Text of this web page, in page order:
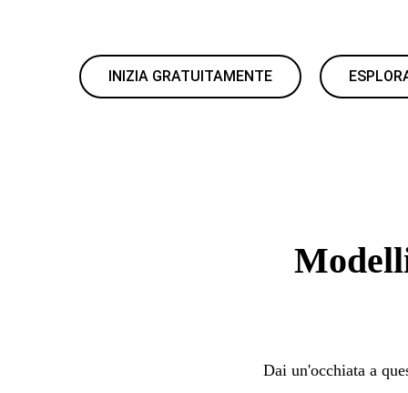
INIZIA GRATUITAMENTE
Dai un'occhiata a